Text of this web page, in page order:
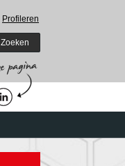
Profileren
Zoeken